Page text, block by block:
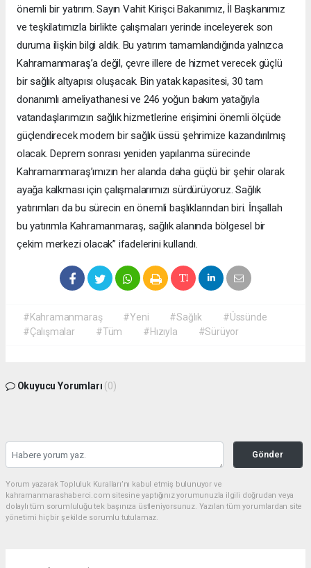
önemli bir yatırım. Sayın Vahit Kirişci Bakanımız, İl Başkanımız
ve teşkilatımızla birlikte çalışmaları yerinde inceleyerek son
duruma ilişkin bilgi aldık. Bu yatırım tamamlandığında yalnızca
Kahramanmaraş’a değil, çevre illere de hizmet verecek güçlü
bir sağlık altyapısı oluşacak. Bin yatak kapasitesi, 30 tam
donanımlı ameliyathanesi ve 246 yoğun bakım yatağıyla
vatandaşlarımızın sağlık hizmetlerine erişimini önemli ölçüde
güçlendirecek modern bir sağlık üssü şehrimize kazandırılmış
olacak. Deprem sonrası yeniden yapılanma sürecinde
Kahramanmaraş’ımızın her alanda daha güçlü bir şehir olarak
ayağa kalkması için çalışmalarımızı sürdürüyoruz. Sağlık
yatırımları da bu sürecin en önemli başlıklarından biri. İnşallah
bu yatırımla Kahramanmaraş, sağlık alanında bölgesel bir
çekim merkezi olacak” ifadelerini kullandı.
#Kahramanmaraş #Yeni #Sağlık
#Üssünde
#Çalışmalar
#Tüm #Hızıyla #Sürüyor
Okuyucu Yorumları (0)
Gönder
Yorum yazarak Topluluk Kuralları’nı kabul etmiş bulunuyor ve
kahramanmarashaberci.com sitesine yaptığınız yorumunuzla ilgili doğrudan veya
dolaylı tüm sorumluluğu tek başınıza üstleniyorsunuz. Yazılan tüm yorumlardan site
yönetimi hiçbir şekilde sorumlu tutulamaz.